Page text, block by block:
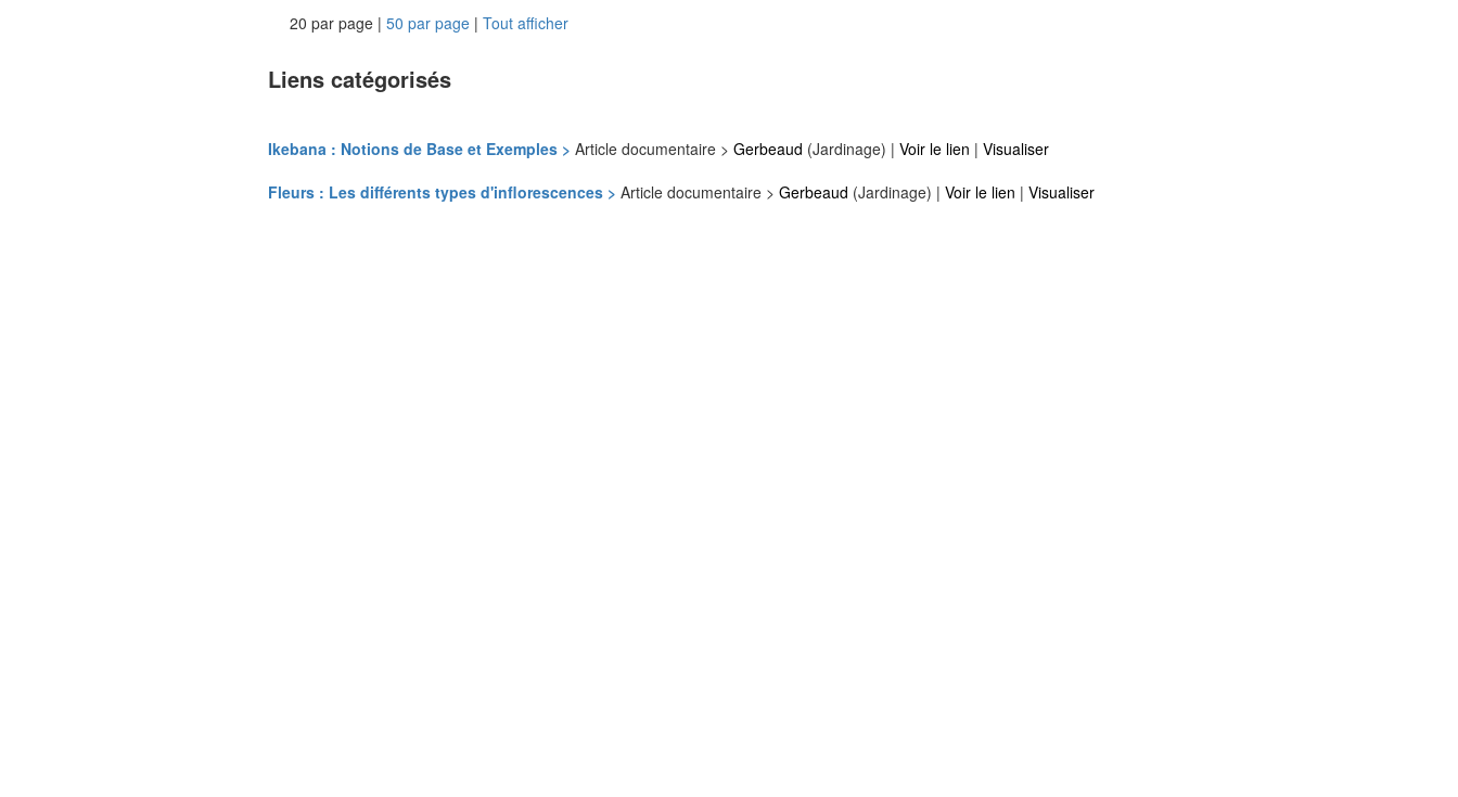
20 par page | 50 par page | Tout afficher
Liens catégorisés
Ikebana : Notions de Base et Exemples > Article documentaire > Gerbeaud (Jardinage) | Voir le lien | Visualiser
Fleurs : Les différents types d'inflorescences > Article documentaire > Gerbeaud (Jardinage) | Voir le lien | Visualiser